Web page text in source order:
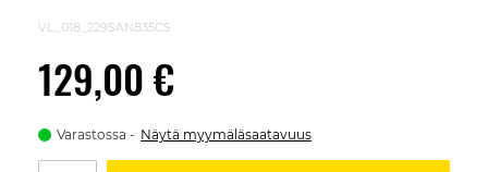
VL_018_229SAN835CS
129,00 €
Varastossa Näytä myymäläsaatavuus